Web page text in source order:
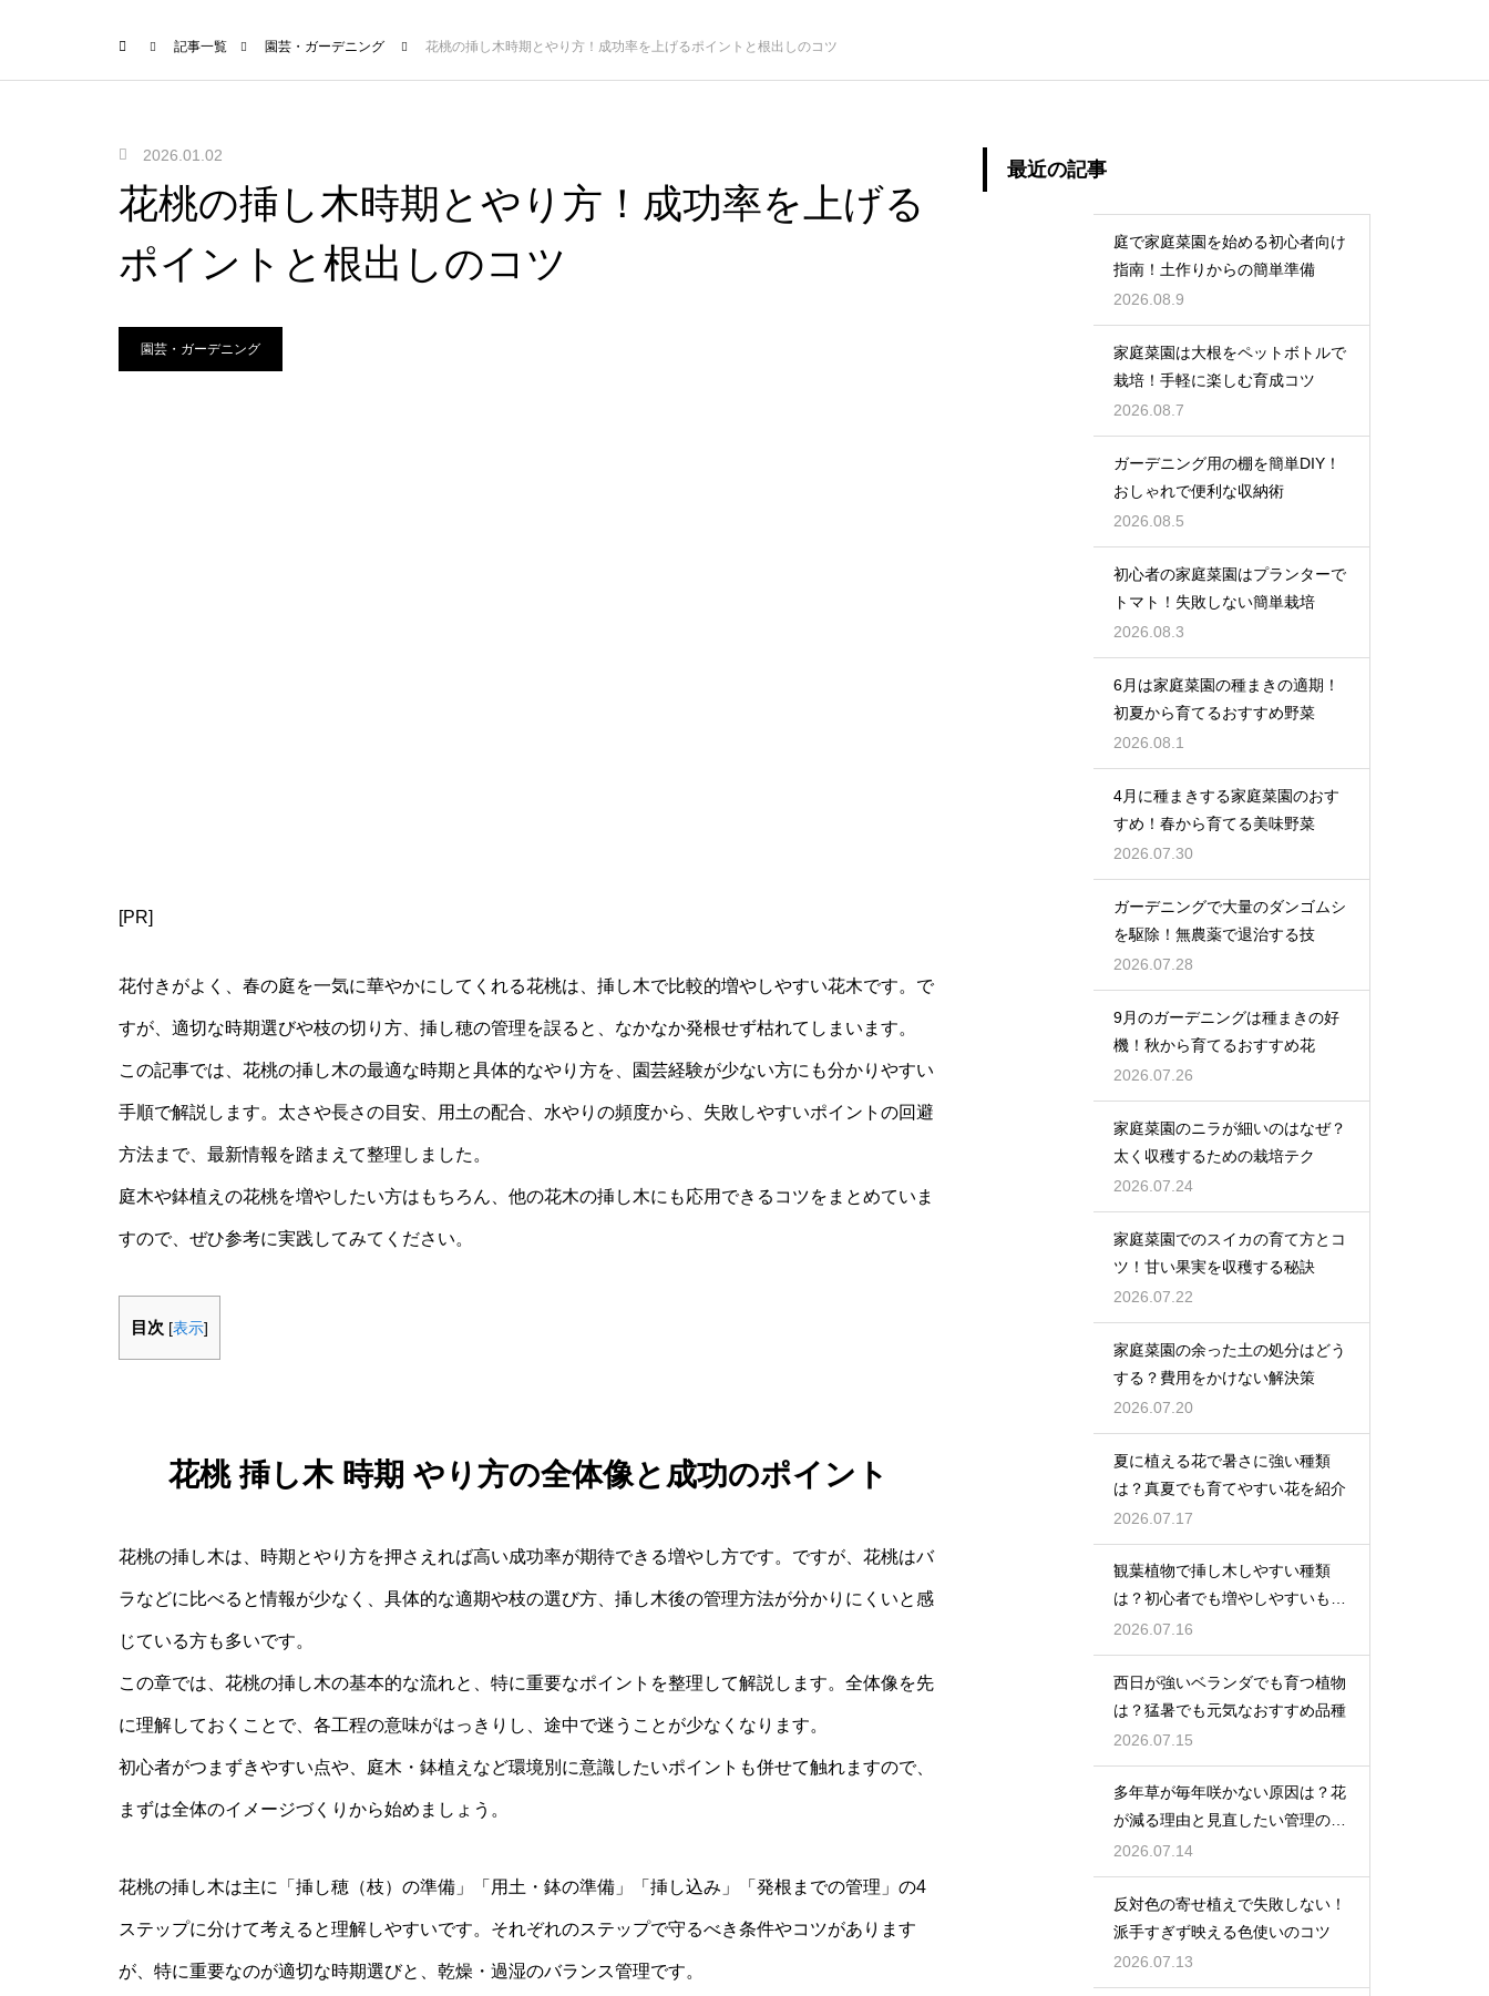
記事一覧 園芸・ガーデニング 花桃の挿し木時期とやり方！成功率を上げるポイントと根出しのコツ
2026.01.02
花桃の挿し木時期とやり方！成功率を上げる
ポイントと根出しのコツ
園芸・ガーデニング
[PR]
花付きがよく、春の庭を一気に華やかにしてくれる花桃は、挿し木で比較的増やしやすい花木です。で
すが、適切な時期選びや枝の切り方、挿し穂の管理を誤ると、なかなか発根せず枯れてしまいます。
この記事では、花桃の挿し木の最適な時期と具体的なやり方を、園芸経験が少ない方にも分かりやすい
手順で解説します。太さや長さの目安、用土の配合、水やりの頻度から、失敗しやすいポイントの回避
方法まで、最新情報を踏まえて整理しました。
庭木や鉢植えの花桃を増やしたい方はもちろん、他の花木の挿し木にも応用できるコツをまとめていま
すので、ぜひ参考に実践してみてください。
目次 [表示]
花桃 挿し木 時期 やり方の全体像と成功のポイント
花桃の挿し木は、時期とやり方を押さえれば高い成功率が期待できる増やし方です。ですが、花桃はバ
ラなどに比べると情報が少なく、具体的な適期や枝の選び方、挿し木後の管理方法が分かりにくいと感
じている方も多いです。
この章では、花桃の挿し木の基本的な流れと、特に重要なポイントを整理して解説します。全体像を先
に理解しておくことで、各工程の意味がはっきりし、途中で迷うことが少なくなります。
初心者がつまずきやすい点や、庭木・鉢植えなど環境別に意識したいポイントも併せて触れますので、
まずは全体のイメージづくりから始めましょう。
花桃の挿し木は主に「挿し穂（枝）の準備」「用土・鉢の準備」「挿し込み」「発根までの管理」の4
ステップに分けて考えると理解しやすいです。それぞれのステップで守るべき条件やコツがあります
が、特に重要なのが適切な時期選びと、乾燥・過湿のバランス管理です。
最近の記事
庭で家庭菜園を始める初心者向け
指南！土作りからの簡単準備
2026.08.9
家庭菜園は大根をペットボトルで
栽培！手軽に楽しむ育成コツ
2026.08.7
ガーデニング用の棚を簡単DIY！
おしゃれで便利な収納術
2026.08.5
初心者の家庭菜園はプランターで
トマト！失敗しない簡単栽培
2026.08.3
6月は家庭菜園の種まきの適期！
初夏から育てるおすすめ野菜
2026.08.1
4月に種まきする家庭菜園のおす
すめ！春から育てる美味野菜
2026.07.30
ガーデニングで大量のダンゴムシ
を駆除！無農薬で退治する技
2026.07.28
9月のガーデニングは種まきの好
機！秋から育てるおすすめ花
2026.07.26
家庭菜園のニラが細いのはなぜ？
太く収穫するための栽培テク
2026.07.24
家庭菜園でのスイカの育て方とコ
ツ！甘い果実を収穫する秘訣
2026.07.22
家庭菜園の余った土の処分はどう
する？費用をかけない解決策
2026.07.20
夏に植える花で暑さに強い種類
は？真夏でも育てやすい花を紹介
2026.07.17
観葉植物で挿し木しやすい種類
は？初心者でも増やしやすいもの
を紹介
2026.07.16
西日が強いベランダでも育つ植物
は？猛暑でも元気なおすすめ品種
2026.07.15
多年草が毎年咲かない原因は？花
が減る理由と見直したい管理のコ
ツ
2026.07.14
反対色の寄せ植えで失敗しない！
派手すぎず映える色使いのコツ
2026.07.13